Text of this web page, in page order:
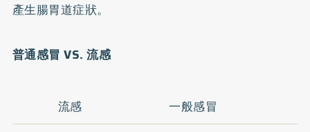
產生腸胃道症狀。
普通感冒 VS. 流感
流感
一般感冒